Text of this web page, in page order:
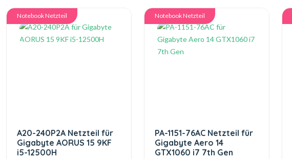
Notebook Netzteil
A20-240P2A Netzteil für
Gigabyte AORUS 15 9KF
i5-12500H
Notebook Netzteil
PA-1151-76AC Netzteil für
Gigabyte Aero 14
GTX1060 i7 7th Gen